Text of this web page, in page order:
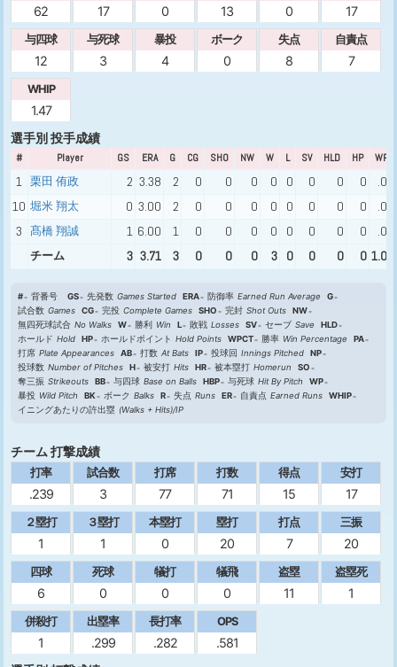
62 17 0 13 0 17
与四球
12
与死球
3
暴投
4
ボーク
0
失点
8
自責点
7
WHIP
1.47
選手別 投手成績
# Player GS ERA G CG SHO NW W L SV HLD HP WPCT
1 栗田 侑政 2 3.38 2 0 0 0 0 0 0 0 0
10 堀米 翔太 0 3.00 2 0 0 0 0 0 0 0 0
3 髙橋 翔誠 1 6.00 1 0 0 0 0 0 0 0 0
チーム 3 3.71 3 0 0 0 3 0 0 0 0
# 背番号 GS 先発数 Games Started ERA 防御率 Earned Run Average
G
試合数 Games CG 完投 Complete Games SHO 完封 Shot Outs
NW
無四死球試合 No Walks W 勝利 Win L 敗戦 Losses SV セーブ Save
HLD
ホールド Hold HP ホールドポイント Hold Points WPCT 勝率 Win Percentage
PA
打席 Plate Appearances AB 打数 At Bats IP 投球回 Innings Pitched
NP
投球数 Number of Pitches H 被安打 Hits HR 被本塁打 Homerun
SO
奪三振 Strikeouts BB 与四球 Base on Balls HBP 与死球 Hit By Pitch
WP
暴投 Wild Pitch BK ボーク Balks R 失点 Runs ER 自責点 Earned Runs
WHIP
イニングあたりの許出塁 (Walks + Hits)/IP
チーム 打撃成績
打率
.239
試合数
3
打席
77
打数
71
得点
15
安打
17
２塁打
1
３塁打
1
本塁打
0
塁打
20
打点
7
三振
20
四球
6
死球
0
犠打
0
犠飛
0
盗塁
11
盗塁死
1
併殺打
1
出塁率
.299
長打率
.282
OPS
.581